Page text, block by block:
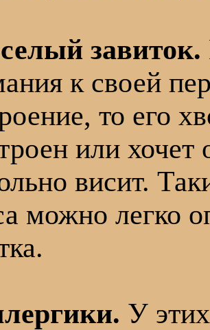
завиток.
к своей
то его
или хочет
висит.
можно легко
У